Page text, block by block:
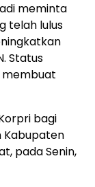
meminta
telah lulus
Status
membuat
bagi
Kabupaten
pada Senin,